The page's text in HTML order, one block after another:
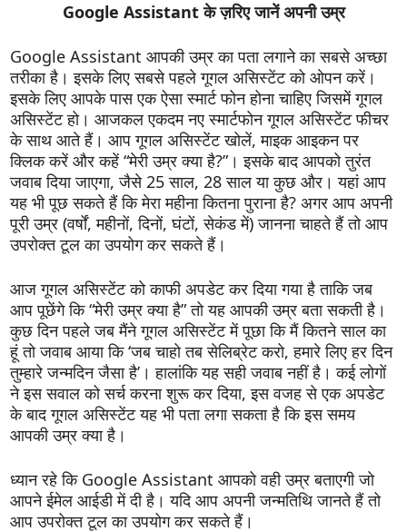
Google Assistant के ज़रिए जानें अपनी उम्र
Google Assistant आपकी उम्र का पता लगाने का सबसे अच्छा
तरीका है। इसके लिए सबसे पहले गूगल असिस्टेंट को ओपन करें।
इसके लिए आपके पास एक ऐसा स्मार्ट फोन होना चाहिए जिसमें गूगल
असिस्टेंट हो। आजकल एकदम नए स्मार्टफोन गूगल असिस्टेंट फीचर
के साथ आते हैं। आप गूगल असिस्टेंट खोलें, माइक आइकन पर
क्लिक करें और कहें “मेरी उम्र क्या है?”। इसके बाद आपको तुरंत
जवाब दिया जाएगा, जैसे 25 साल, 28 साल या कुछ और। यहां आप
यह भी पूछ सकते हैं कि मेरा महीना कितना पुराना है? अगर आप अपनी
पूरी उम्र (वर्षों, महीनों, दिनों, घंटों, सेकंड में) जानना चाहते हैं तो आप
उपरोक्त टूल का उपयोग कर सकते हैं।
आज गूगल असिस्टेंट को काफी अपडेट कर दिया गया है ताकि जब
आप पूछेंगे कि “मेरी उम्र क्या है” तो यह आपकी उम्र बता सकती है।
कुछ दिन पहले जब मैंने गूगल असिस्टेंट में पूछा कि मैं कितने साल का
हूं तो जवाब आया कि ‘जब चाहो तब सेलिब्रेट करो, हमारे लिए हर दिन
तुम्हारे जन्मदिन जैसा है’। हालांकि यह सही जवाब नहीं है। कई लोगों
ने इस सवाल को सर्च करना शुरू कर दिया, इस वजह से एक अपडेट
के बाद गूगल असिस्टेंट यह भी पता लगा सकता है कि इस समय
आपकी उम्र क्या है।
ध्यान रहे कि Google Assistant आपको वही उम्र बताएगी जो
आपने ईमेल आईडी में दी है। यदि आप अपनी जन्मतिथि जानते हैं तो
आप उपरोक्त टूल का उपयोग कर सकते हैं।